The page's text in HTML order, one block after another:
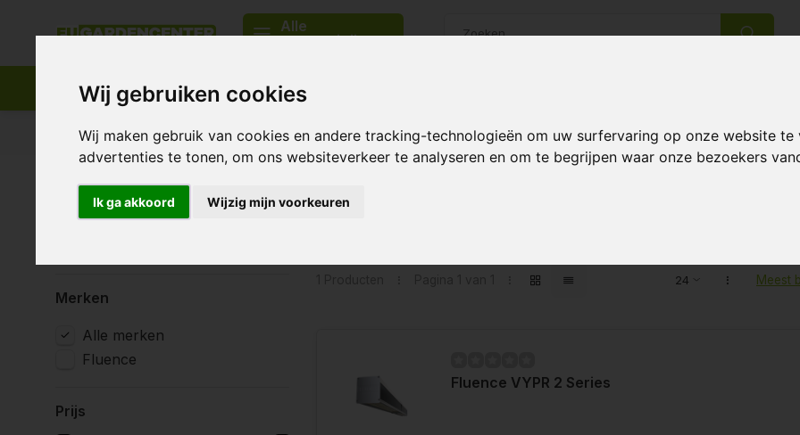
Wij gebruiken cookies
Wij maken gebruik van cookies en andere tracking-technologieën om uw surfervaring op onze website
advertenties te tonen, om ons websiteverkeer te analyseren en om te begrijpen waar onze bezoekers
Ik ga akkoord Wijzig mijn voorkeuren
Alle
categorieën
Passend assortiment Levering in heel Europa 14 Dagen retourrecht Beste klantenservice
Wattage
Merken
Alle merken
Fluence
Prijs
Producten getagd met 2p
Meest
Fluence VYPR 2 Series